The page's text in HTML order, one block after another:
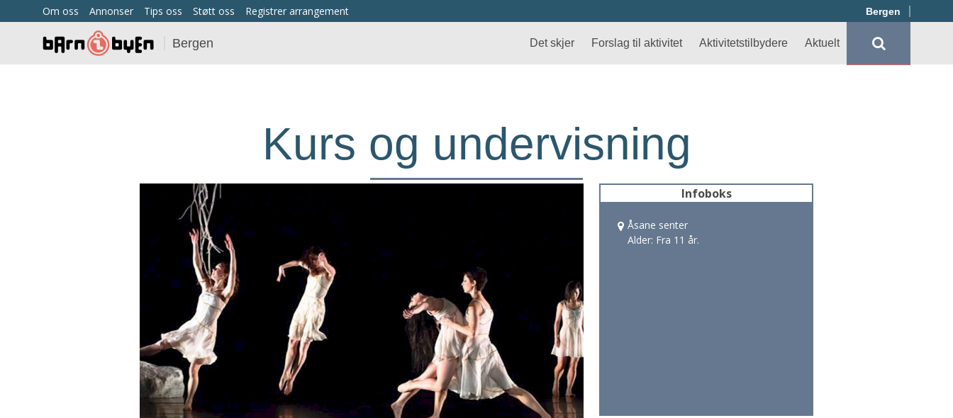
Om oss Annonser Tips oss Støtt oss Registrer arrangement Bergen
Bergen Det skjer Forslag til aktivitet Aktivitetstilbydere Aktuelt
Kurs og undervisning
Infoboks
Åsane senter
Alder: Fra 11 år.